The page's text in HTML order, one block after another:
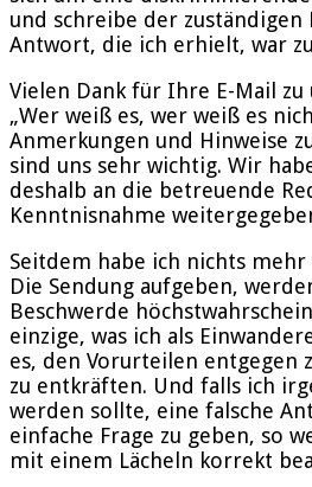
und schreibe der
Antwort, die ich erhielt, war
Vielen Dank für Ihre E-Mail zu
„Wer weiß es, wer weiß es
Anmerkungen und Hinweise
sind uns sehr wichtig. Wir
deshalb an die betreuende
Kenntnisnahme
Seitdem habe ich nichts
Die Sendung aufgeben,
Beschwerde
einzige, was ich als
es, den Vorurteilen entgegen
zu entkräften. Und falls ich
werden sollte, eine falsche
einfache Frage zu geben, so
mit einem Lächeln korrekt